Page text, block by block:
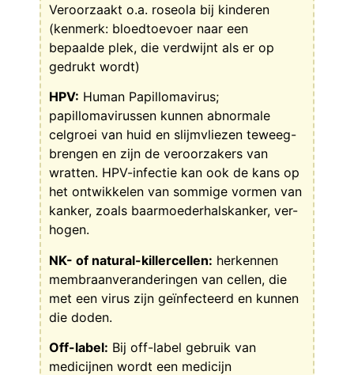
Veroorzaakt o.a. roseola bij kinderen
(kenmerk: bloedtoevoer naar een
bepaalde plek, die verdwijnt als er op
gedrukt wordt)
HPV: Human Papillomavirus;
papillomavirussen kunnen abnormale
celgroei van huid en slijmvliezen teweeg-
brengen en zijn de veroorzakers van
wratten. HPV-infectie kan ook de kans op
het ontwikkelen van sommige vormen van
kanker, zoals baarmoederhalskanker, ver-
hogen.
NK- of natural-killercellen: herkennen
membraanveranderingen van cellen, die
met een virus zijn geïnfecteerd en kunnen
die doden.
Off-label: Bij off-label gebruik van
medicijnen wordt een medicijn